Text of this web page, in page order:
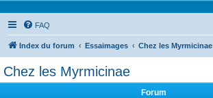
FAQ
Index du forum Essaimages Chez les Myrmicinae
Chez les Myrmicinae
Forum